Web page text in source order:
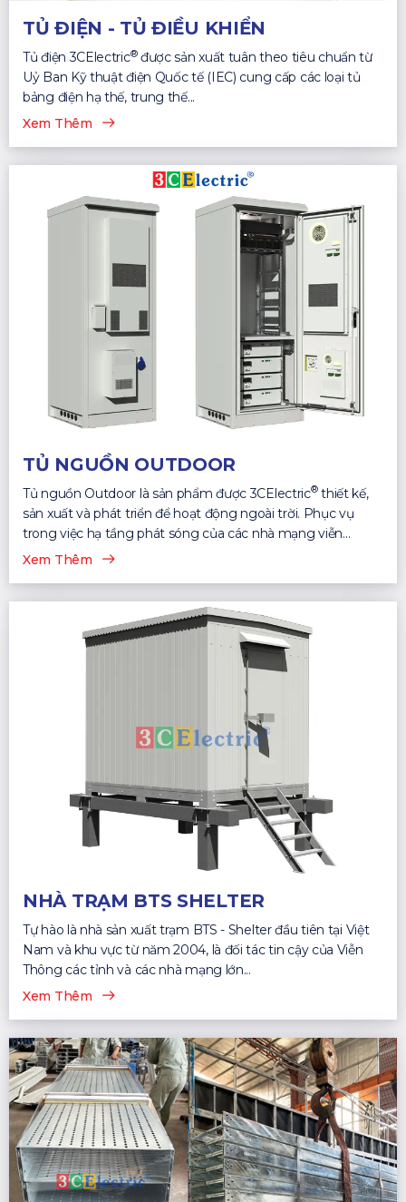
TỦ ĐIỆN - TỦ ĐIỀU KHIỂN
Tủ điện 3CElectric®được sản xuất tuân theo tiêu chuẩn từ
Uỷ Ban Kỹ thuật điện Quốc tế (IEC) cung cấp các loại tủ
bảng điện hạ thế, trung thế...
Xem Thêm
TỦ NGUỒN OUTDOOR
Tủ nguồn Outdoor là sản phẩm được 3CElectric®thiết kế,
sản xuất và phát triển để hoạt động ngoài trời. Phục vụ
trong việc hạ tầng phát sóng của các nhà mạng viễn
thông...
Xem Thêm
NHÀ TRẠM BTS SHELTER
Tự hào là nhà sản xuất trạm BTS - Shelter đầu tiên tại Việt
Nam và khu vực từ năm 2004, là đối tác tin cậy của Viễn
Thông các tỉnh và các nhà mạng lớn...
Xem Thêm